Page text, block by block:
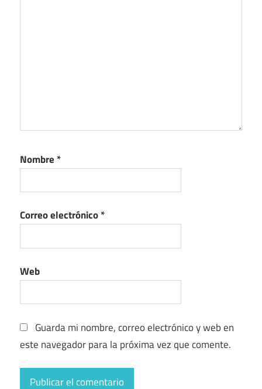
Nombre *
Correo electrónico*
Web
Guarda mi nombre, correo electrónico y web en
este navegador para la próxima vez que comente.